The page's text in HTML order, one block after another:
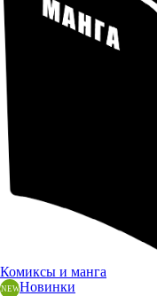
Комиксы и манга
Новинки